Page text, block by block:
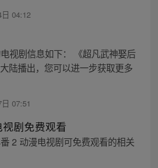
04:12
视剧信息如下： 《超凡武神娶后
陆播出，您可以进一步获取更多
07:51
剧免费观看
2 动漫电视剧可免费观看的相关